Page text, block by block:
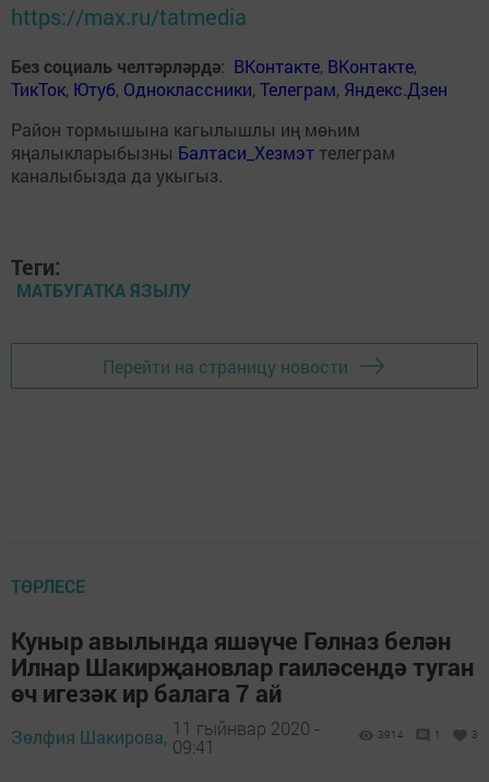
https://max.ru/tatmedia
Без социаль челтәрләрдә: ВКонтакте, ВКонтакте,
ТикТок, Ютуб, Одноклассники,Телеграм, Яндекс.Дзен
Район тормышына кагылышлы иң мөһим
яңалыкларыбызны Балтаси_Хезмэт телеграм
каналыбызда да укыгыз.
Теги:
МАТБУГАТКА ЯЗЫЛУ
Перейти на страницу новости
ТӨРЛЕСЕ
Куныр авылында яшәүче Гөлназ белән
Илнар Шакирҗановлар гаиләсендә туган
өч игезәк ир балага 7 ай
Зөлфия Шакирова, 11 гыйнвар 2020 -
09:41
3914 1 3